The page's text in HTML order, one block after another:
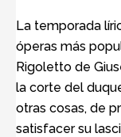
La temporada
óperas más
Rigoletto de
la corte del
otras cosas, de
satisfacer su